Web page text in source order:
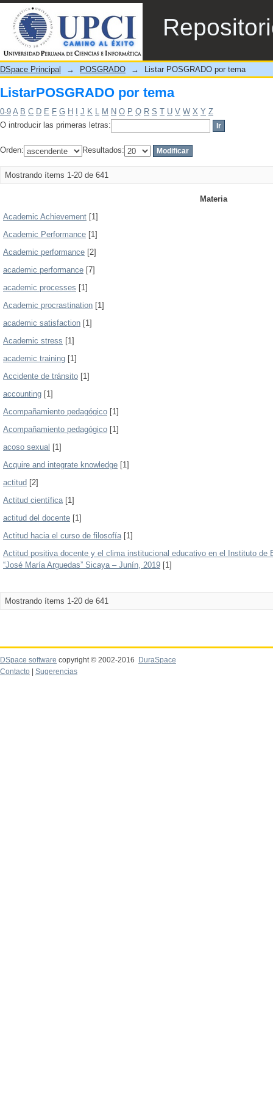
ListarPOSGRADO por tema
DSpace Principal → POSGRADO → Listar POSGRADO por tema
ListarPOSGRADO por tema
0-9 A B C D E F G H J K L M N O P Q R S T U V W X Y Z
O introducir las primeras letras:
Orden: Resultados:
Mostrando ítems 1-20 de 641
Materia
Academic Achievement [1]
Academic Performance [1]
Academic performance [2]
academic performance [7]
academic processes [1]
Academic procrastination [1]
academic satisfaction [1]
Academic stress [1]
academic training [1]
Accidente de tránsito [1]
accounting [1]
Acompañamiento pedagógico [1]
Acompañamiento pedagógico [1]
acoso sexual [1]
Acquire and integrate knowledge [1]
actitud [2]
Actitud científica[1]
actitud del docente [1]
Actitud hacia el curso de filosofía[1]
Actitud positiva docente y el clima institucional educativo en el Instituto de
“José María Arguedas” Sicaya – Junín, 2019 [1]
Mostrando ítems 1-20 de 641
DSpace software copyright © 2002-2016
DuraSpace
Contacto
Sugerencias